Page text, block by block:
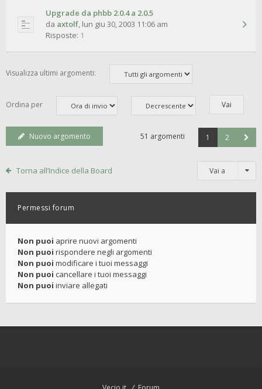
Upgrade da phbb 2.0.4 a 2.0.5
da axtolf, lun giu 30, 2003 11:06 am
Risposte: 1
Visualizza ultimi argomenti:
Ordina per
Nuovo argomento 51 argomenti 1 2
Torna all’Indice della Board Vai a
Permessi forum
Non puoi aprire nuovi argomenti
Non puoi rispondere negli argomenti
Non puoi modificare i tuoi messaggi
Non puoi cancellare i tuoi messaggi
Non puoi inviare allegati